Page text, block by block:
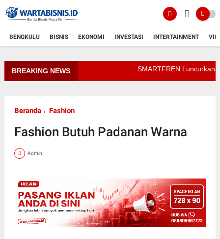
BENGKULU BISNIS EKONOMI INVESTASI INTERTAINMENT
BREAKING NEWS SMARTFREN Luncurkan
Beranda Fashion
Fashion Butuh Padanan Warna
Admin